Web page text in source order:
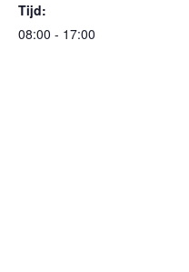
Tijd:
08:00 - 17:00